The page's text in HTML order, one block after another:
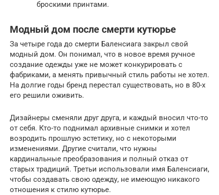
броскими принтами.
Модный дом после смерти кутюрье
За четыре года до смерти Баленсиага закрыл свой
модный дом. Он понимал, что в новое время ручное
создание одежды уже не может конкурировать с
фабриками, а менять привычный стиль работы не хотел.
На долгие годы бренд перестал существовать, но в 80-х
его решили оживить.
Дизайнеры сменяли друг друга, и каждый вносил что-то
от себя. Кто-то поднимал архивные снимки и хотел
возродить прошлую эстетику, но с некоторыми
изменениями. Другие считали, что нужны
кардинальные преобразования и полный отказ от
старых традиций. Третьи использовали имя Баленсиаги,
чтобы создавать свою одежду, не имеющую никакого
отношения к стилю кутюрье.